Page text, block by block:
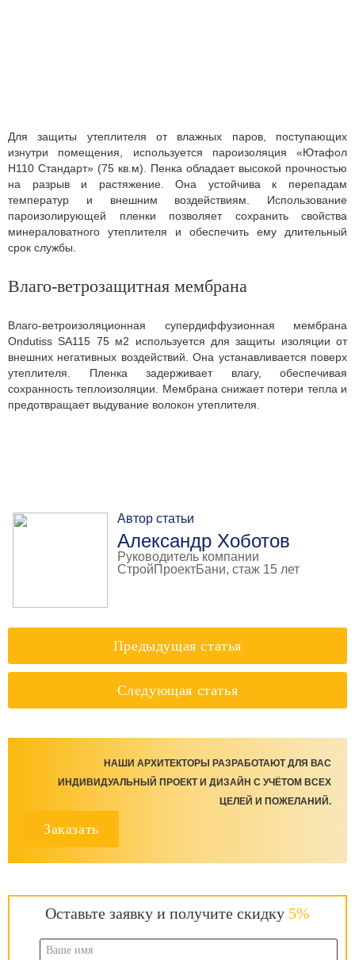
Оставьте заявку и получите скидку 5%
Для защиты утеплителя от влажных паров, поступающих
изнутри помещения, используется пароизоляция «Ютафол
Н110 Стандарт» (75 кв.м). Пенка обладает высокой прочностью
на разрыв и растяжение. Она устойчива к перепадам
температур и внешним воздействиям. Использование
пароизолирующей пленки позволяет сохранить свойства
минераловатного утеплителя и обеспечить ему длительный
срок службы.
Влаго-ветрозащитная мембрана
Влаго-ветроизоляционная супердиффузионная мембрана
Ondutiss SA115 75 м2 используется для защиты изоляции от
внешних негативных воздействий. Она устанавливается поверх
утеплителя. Пленка задерживает влагу, обеспечивая
сохранность теплоизоляции. Мембрана снижает потери тепла и
предотвращает выдувание волокон утеплителя.
Автор статьи
Александр Хоботов
Руководитель компании
СтройПроектБани, стаж 15 лет
Предыдущая статья
Следующая статья
НАШИ АРХИТЕКТОРЫ РАЗРАБОТАЮТ ДЛЯ ВАС
ИНДИВИДУАЛЬНЫЙ ПРОЕКТ И ДИЗАЙН С УЧЁТОМ ВСЕХ
ЦЕЛЕЙ И ПОЖЕЛАНИЙ.
Заказать